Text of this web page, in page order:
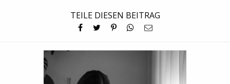
TEILE DIESEN BEITRAG